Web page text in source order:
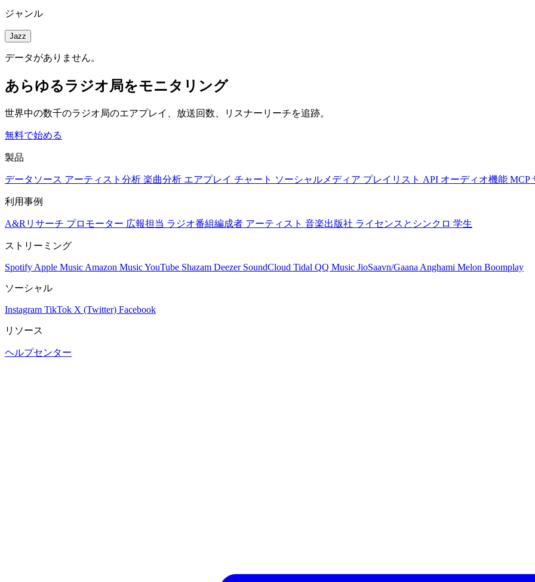
ジャンル
Jazz
データがありません。
あらゆるラジオ局をモニタリング
世界中の数千のラジオ局のエアプレイ、放送回数、リスナーリーチを追跡。
無料で始める
製品
データソース アーティスト分析 楽曲分析 エアプレイ チャート ソーシャルメディア プレイリスト API オーディオ機能 MCP
利用事例
A&Rリサーチ プロモーター 広報担当 ラジオ番組編成者 アーティスト 音楽出版社 ライセンスとシンクロ 学生
ストリーミング
Spotify Apple Music Amazon MusicYouTube Shazam Deezer SoundCloud Tidal QQ Music JioSaavn/Gaana Anghami Melon Boomplay
ソーシャル
Instagram TikTok X (Twitter) Facebook
リソース
ヘルプセンター